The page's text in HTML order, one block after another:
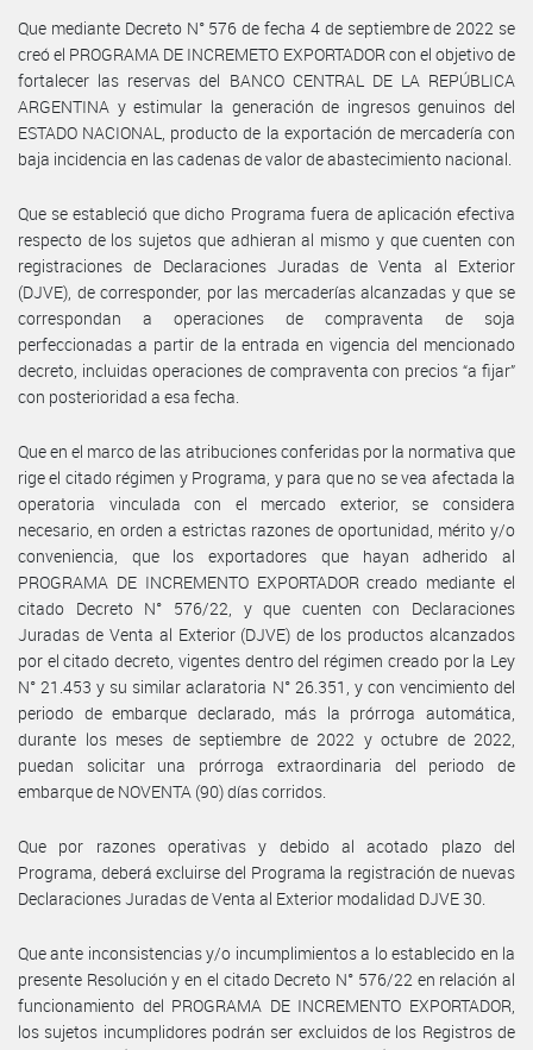
Que mediante Decreto N° 576 de fecha 4 de septiembre de 2022 se
creó el PROGRAMA DE INCREMETO EXPORTADOR con el objetivo de
fortalecer las reservas del BANCO CENTRAL DE LA REPÚBLICA
ARGENTINA y estimular la generación de ingresos genuinos del
ESTADO NACIONAL, producto de la exportación de mercadería con
baja incidencia en las cadenas de valor de abastecimiento nacional.
Que se estableció que dicho Programa fuera de aplicación efectiva
respecto de los sujetos que adhieran al mismo y que cuenten con
registraciones de Declaraciones Juradas de Venta al Exterior
(DJVE), de corresponder, por las mercaderías alcanzadas y que se
correspondan a operaciones de compraventa de soja
perfeccionadas a partir de la entrada en vigencia del mencionado
decreto, incluidas operaciones de compraventa con precios “a fijar”
con posterioridad a esa fecha.
Que en el marco de las atribuciones conferidas por la normativa que
rige el citado régimen y Programa, y para que no se vea afectada la
operatoria vinculada con el mercado exterior, se considera
necesario, en orden a estrictas razones de oportunidad, mérito y/o
conveniencia, que los exportadores que hayan adherido al
PROGRAMA DE INCREMENTO EXPORTADOR creado mediante el
citado Decreto N° 576/22, y que cuenten con Declaraciones
Juradas de Venta al Exterior (DJVE) de los productos alcanzados
por el citado decreto, vigentes dentro del régimen creado por la Ley
N° 21.453 y su similar aclaratoria N° 26.351, y con vencimiento del
periodo de embarque declarado, más la prórroga automática,
durante los meses de septiembre de 2022 y octubre de 2022,
puedan solicitar una prórroga extraordinaria del periodo de
embarque de NOVENTA (90) días corridos.
Que por razones operativas y debido al acotado plazo del
Programa, deberá excluirse del Programa la registración de nuevas
Declaraciones Juradas de Venta al Exterior modalidad DJVE 30.
Que ante inconsistencias y/o incumplimientos a lo establecido en la
presente Resolución y en el citado Decreto N° 576/22 en relación al
funcionamiento del PROGRAMA DE INCREMENTO EXPORTADOR,
los sujetos incumplidores podrán ser excluidos de los Registros de